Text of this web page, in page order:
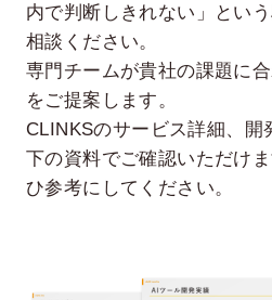
内で判断しきれない」とい
相談ください。
専門チームが貴社の課題に
をご提案します。
CLINKSのサービス詳細、開
下の資料でご確認いただけ
ひ参考にしてください。